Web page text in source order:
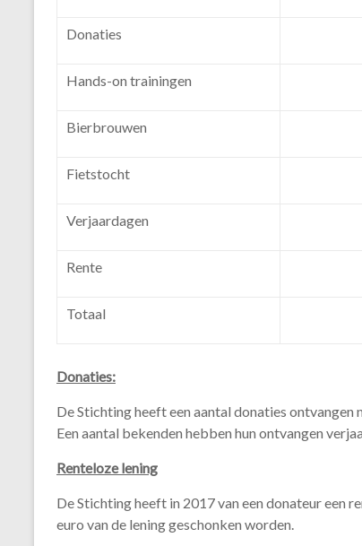
Donaties
Hands-on trainingen
Bierbrouwen
Fietstocht
Verjaardagen
Rente
Totaal
Donaties:
De Stichting heeft een aantal donaties
Een aantal bekenden hebben hun ontvangen
Renteloze lening
De Stichting heeft in 2017 van een donateur een
euro van de lening geschonken worden.